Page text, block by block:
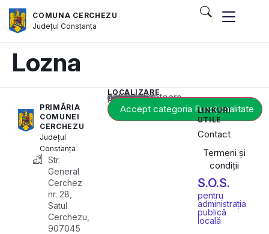
COMUNA CERCHEZU
JudețulConstanța
Lozna
PRIMĂRIA
COMUNEI
CERCHEZU
Județul
Constanța
Str.
General
Cerchez
nr. 28,
Satul
Cerchezu,
907045
LOCALIZARE
Acest conținut este blocat până când acceptați categoria corespunzătoare de cookie-uri.
Accept categoria Funcționalitate
LINKURI
UTILE
Contact
Termeni și
condiții
S.O.S.
pentru
administrația
publică
locală